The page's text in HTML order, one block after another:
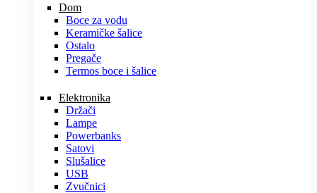
Dom
Boce za vodu
Keramičke šalice
Ostalo
Pregače
Termos boce i šalice
Elektronika
Držači
Lampe
Powerbanks
Satovi
Slušalice
USB
Zvučnici